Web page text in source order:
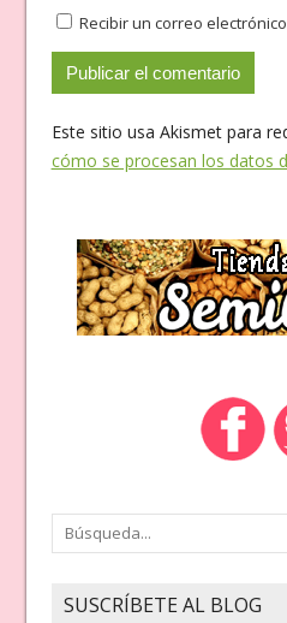
Recibir un correo
Este sitio usa Akismet para
cómo se procesan los datos
SUSCRÍBETE AL BLOG